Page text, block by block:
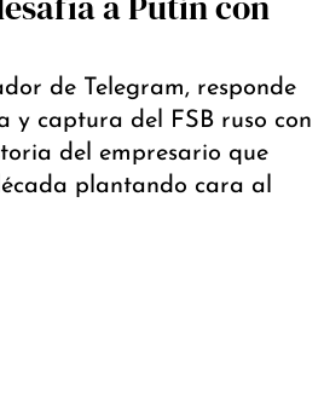
de Telegram, responde
y captura del FSB ruso con
del empresario que
plantando cara al